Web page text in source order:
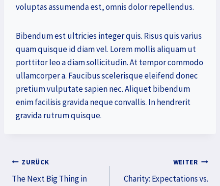
voluptas assumenda est, omnis dolor repellendus.
Bibendum est ultricies integer quis. Risus quis varius
quam quisque id diam vel. Lorem mollis aliquam ut
porttitor leo a diam sollicitudin. At tempor commodo
ullamcorper a. Faucibus scelerisque eleifend donec
pretium vulputate sapien nec. Aliquet bibendum
enim facilisis gravida neque convallis. In hendrerit
gravida rutrum quisque.
Beitragsnavigation
ZURÜCK
The Next Big Thing in
WEITER
Charity: Expectations vs.